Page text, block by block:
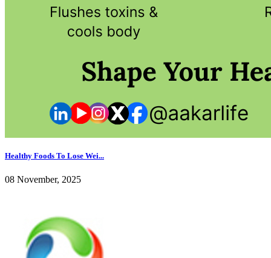
Healthy Foods To Lose Wei...
08 November, 2025